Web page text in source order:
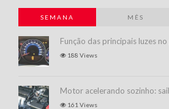
SEMANA MÊS
Função das principais luzes
188 Views
Motor acelerando sozinho:
161 Views